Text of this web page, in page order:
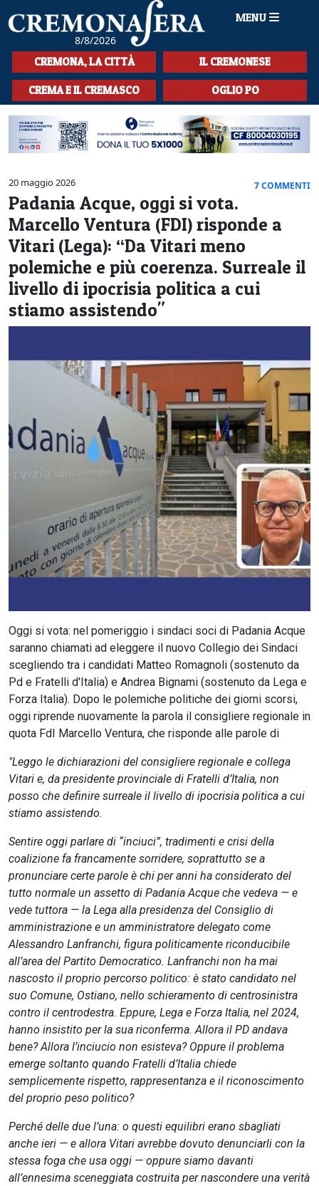
8/8/2026
MENU
HOME
CRONACA
SPORT
LA MUSICA
CULTURA
LA STORIA
SPETTACOLI
L'EDITORIALE
SEZIONI
CERCA
CREMONA, LA CITTÀ IL CREMONESE
CREMA E IL CREMASCO OGLIO PO
20 maggio 2026 7 COMMENTI
Padania Acque, oggi si vota.
Marcello Ventura (FDI) risponde a
Vitari (Lega): “Da Vitari meno
polemiche e più coerenza. Surreale il
livello di ipocrisia politica a cui
stiamo assistendo"
Oggi si vota: nel pomeriggio i sindaci soci di Padania Acque
saranno chiamati ad eleggere il nuovo Collegio dei Sindaci
scegliendo tra i candidati Matteo Romagnoli (sostenuto da
Pd e Fratelli d'Italia) e Andrea Bignami (sostenuto da Lega e
Forza Italia). Dopo le polemiche politiche dei giorni scorsi,
oggi riprende nuovamente la parola il consigliere regionale in
quota FdI Marcello Ventura, che risponde alle parole di
"Leggo le dichiarazioni del consigliere regionale e collega
Vitari e, da presidente provinciale di Fratelli d’Italia, non
posso che definire surreale il livello di ipocrisia politica a cui
stiamo assistendo.
Sentire oggi parlare di “inciuci”, tradimenti e crisi della
coalizione fa francamente sorridere, soprattutto se a
pronunciare certe parole è chi per anni ha considerato del
tutto normale un assetto di Padania Acque che vedeva — e
vede tuttora — la Lega alla presidenza del Consiglio di
amministrazione e un amministratore delegato come
Alessandro Lanfranchi, figura politicamente riconducibile
all’area del Partito Democratico. Lanfranchi non ha mai
nascosto il proprio percorso politico: è stato candidato nel
suo Comune, Ostiano, nello schieramento di centrosinistra
contro il centrodestra. Eppure, Lega e Forza Italia, nel 2024,
hanno insistito per la sua riconferma. Allora il PD andava
bene? Allora l’inciucio non esisteva? Oppure il problema
emerge soltanto quando Fratelli d’Italia chiede
semplicemente rispetto, rappresentanza e il riconoscimento
del proprio peso politico?
Perché delle due l’una: o questi equilibri erano sbagliati
anche ieri — e allora Vitari avrebbe dovuto denunciarli con la
stessa foga che usa oggi — oppure siamo davanti
all’ennesima sceneggiata costruita per nascondere una verità